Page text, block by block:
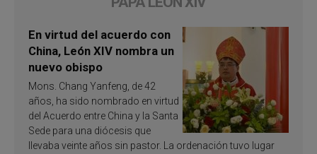
En virtud del acuerdo con
China, León XIV nombra un
nuevo obispo
Mons. Chang Yanfeng, de 42
años, ha sido nombrado en virtud
del Acuerdo entre China y la Santa
Sede para una diócesis que
llevaba veinte años sin pastor. La ordenación tuvo lugar